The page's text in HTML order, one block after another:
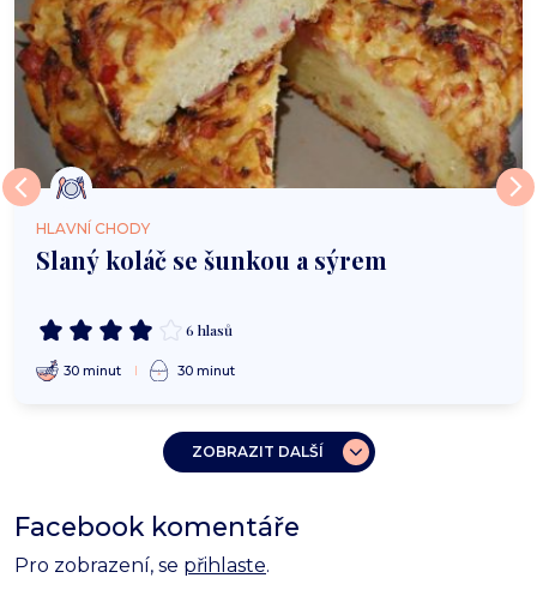
HLAVNÍ CHODY
Slaný koláč se šunkou a sýrem
6 hlasů
30 minut 30 minut
ZOBRAZIT DALŠÍ
Facebook komentáře
Pro zobrazení, se přihlaste.